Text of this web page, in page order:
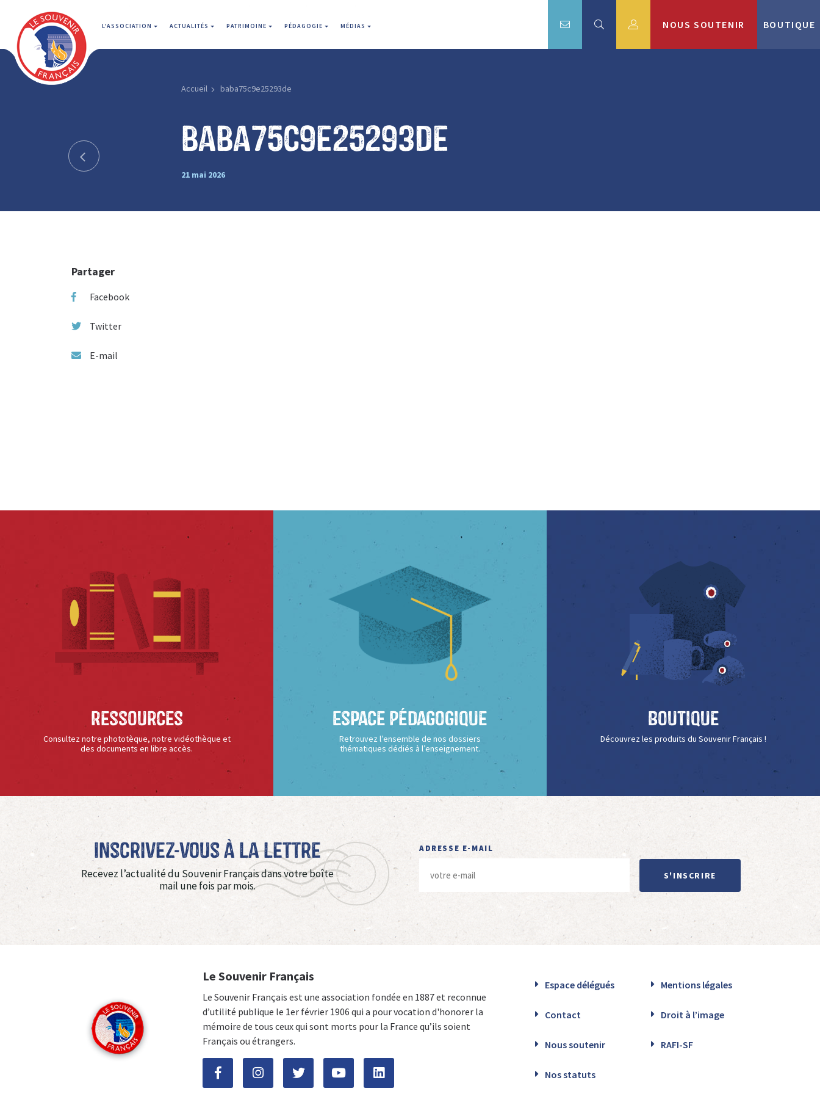
L'ASSOCIATION ACTUALITÉS PATRIMOINE PÉDAGOGIE MÉDIAS NOUS SOUTENIR BOUTIQUE
Accueil baba75c9e25293de
baba75c9e25293de
21 mai 2026
Partager
Facebook
Twitter
E-mail
Ressources
Consultez notre phototèque, notre vidéothèque et
des documents en libre accès.
Espace Pédagogique
Retrouvez l’ensemble de nos dossiers
thématiques dédiés à l’enseignement.
Boutique
Découvrez les produits du Souvenir Français !
Inscrivez-vous à La Lettre
Recevez l’actualité du Souvenir Français dans votre boîte
mail une fois par mois.
ADRESSE E-MAIL
S'INSCRIRE
Le Souvenir Français
Le Souvenir Français est une association fondée en 1887 et reconnue
d’utilité publique le 1er février 1906 qui a pour vocation d'honorer la
mémoire de tous ceux qui sont morts pour la France qu’ils soient
Français ou étrangers.
Espace délégués Mentions légales
Contact Droit à l’image
Nous soutenir RAFI-SF
Nos statuts